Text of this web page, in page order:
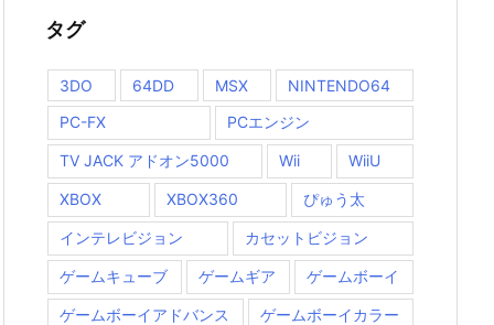
タグ
3DO 64DD MSX
NINTENDO64
PC-FX
PCエンジン
TV JACK アドオン5000 Wii WiiU
XBOX XBOX360 ぴゅう太
インテレビジョン カセットビジョン
ゲームキューブ ゲームギア ゲームボーイ
ゲームボーイアドバンス ゲームボーイカラー